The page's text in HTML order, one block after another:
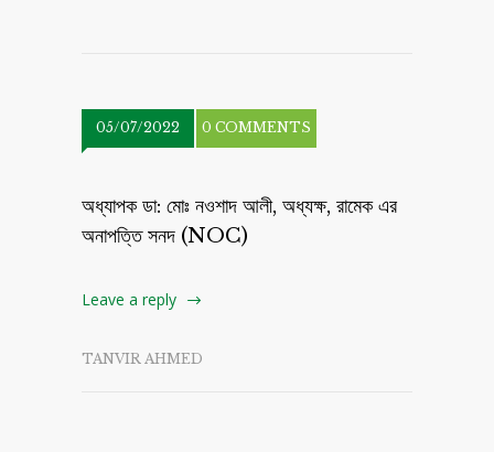
05/07/2022 0 COMMENTS
অধ্যাপক ডা: মোঃ নওশাদ আলী, অধ্যক্ষ, রামেক এর
অনাপত্তি সনদ (NOC)
Leave a reply
TANVIR AHMED